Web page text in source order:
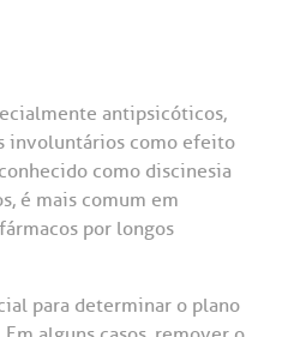
antipsicóticos,
involuntários como efeito
como discinesia
é mais comum em
por longos
para determinar o plano